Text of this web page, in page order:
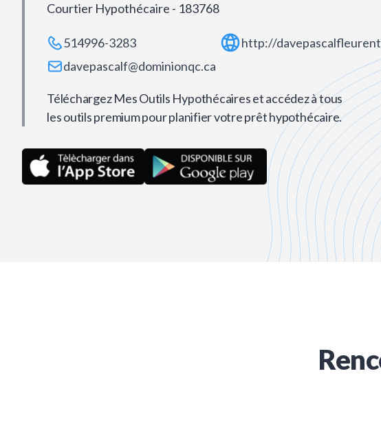
Courtier Hypothécaire - 183768
514996-3283
davepascalf@dominionqc.ca
http://
Téléchargez Mes Outils Hypothécaires et accédez à tous
les outils premium pour planifier votre prêt hypothécaire.